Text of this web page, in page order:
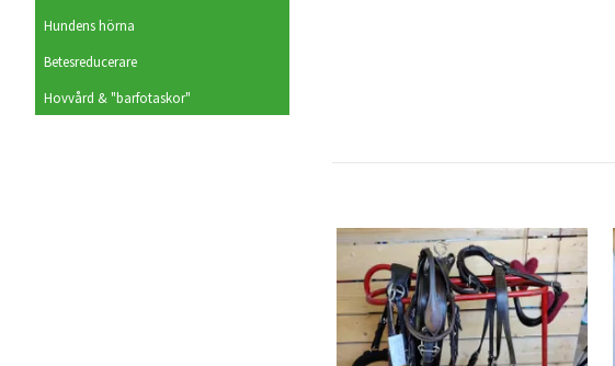
Hundens hörna
Betesreducerare
Hovvård & "barfotaskor"